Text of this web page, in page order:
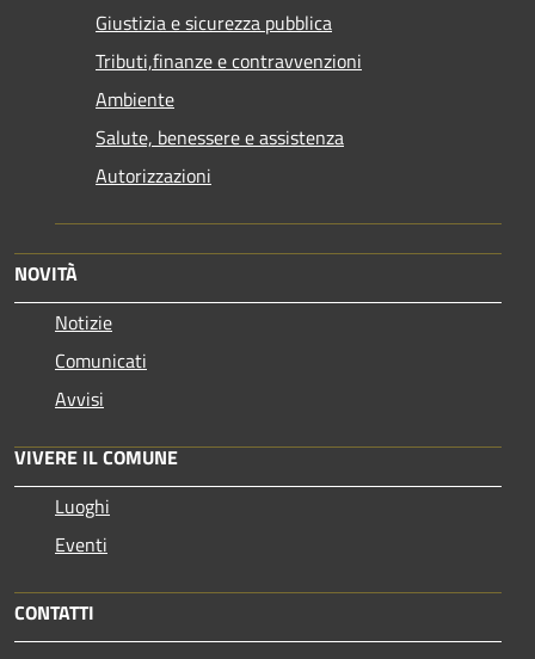
Giustizia e sicurezza pubblica
Tributi,finanze e contravvenzioni
Ambiente
Salute, benessere e assistenza
Autorizzazioni
NOVITÀ
Notizie
Comunicati
Avvisi
VIVERE IL COMUNE
Luoghi
Eventi
CONTATTI